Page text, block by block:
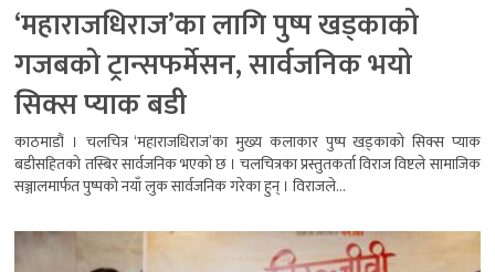
‘महाराजधिराज’का लागि पुष्प खड्काको
गजबको ट्रान्सफर्मेसन, सार्वजनिक भयो
सिक्स प्याक बडी
काठमाडौं । चलचित्र ‘महाराजधिराज’का मुख्य कलाकार पुष्प खड्काको सिक्स प्याक
बडीसहितको तस्बिर सार्वजनिक भएको छ । चलचित्रका प्रस्तुतकर्ता विराज विष्टले सामाजिक
सञ्जालमार्फत पुष्पको नयाँ लुक सार्वजनिक गरेका हुन् । विराजले...